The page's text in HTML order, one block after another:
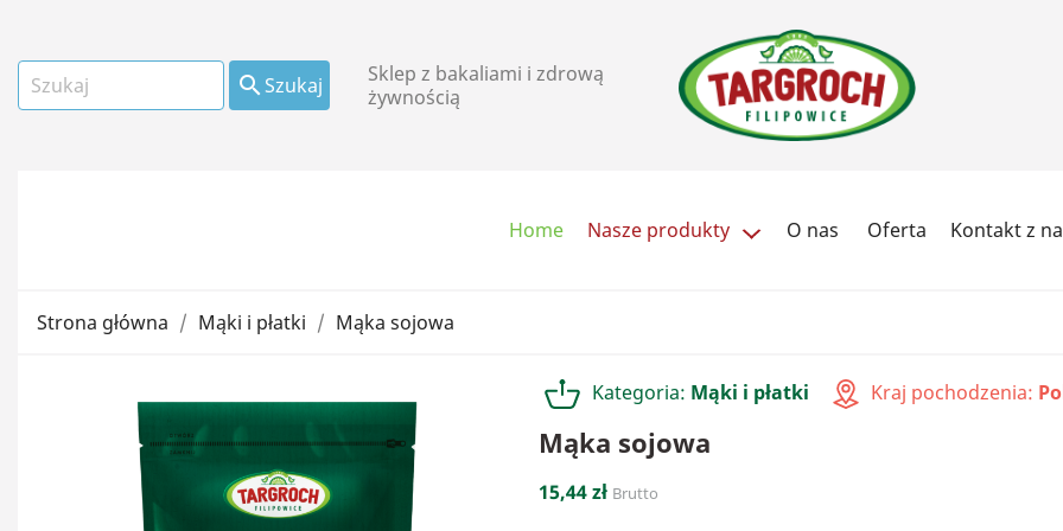
Szukaj
Sklep z bakaliami i zdrową
żywnością
Home Nasze produkty
kandyzowane
Cukry i słodziki
O nas Oferta Kontakt z
Strona główna Mąki i płatki Mąka sojowa
Kategoria: Mąki i płatki Kraj pochodzenia:
Mąka sojowa
15,44 zł Brutto